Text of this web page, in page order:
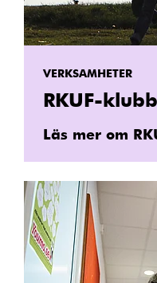
VERKSAMHETER
RKUF-klubb
Läs mer om